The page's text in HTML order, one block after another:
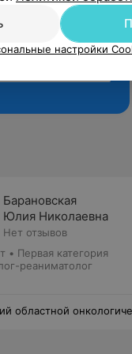
Барановская
Юлия Николаевна
Нет отзывов
• Первая категория
реаниматолог
областной
настройки